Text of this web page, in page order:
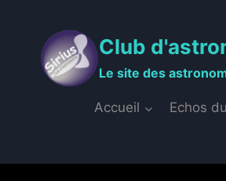
contenu
Club
Le site des
Accueil Echos